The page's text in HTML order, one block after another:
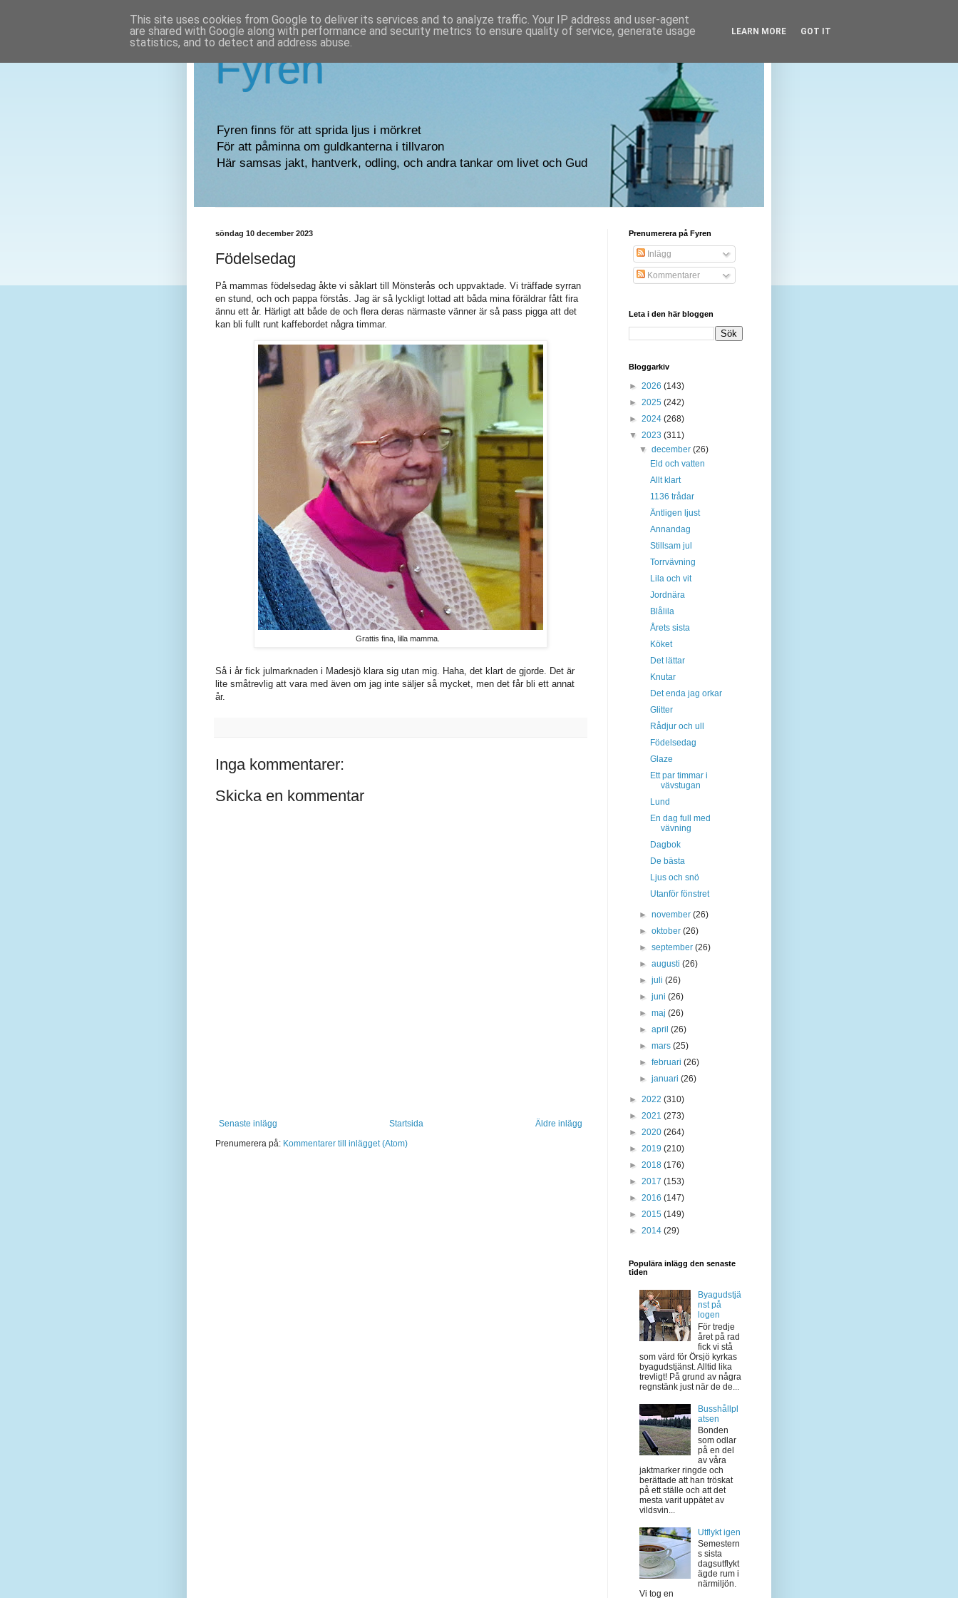
Fyren
Fyren finns för att sprida ljus i mörkret
För att påminna om guldkanterna i tillvaron
Här samsas jakt, hantverk, odling, och andra tankar om livet och Gud
söndag 10 december 2023
Födelsedag
På mammas födelsedag åkte vi såklart till Mönsterås och uppvaktade. Vi träffade syrran
en stund, och och pappa förstås. Jag är så lyckligt lottad att båda mina föräldrar fått fira
ännu ett år. Härligt att både de och flera deras närmaste vänner är så pass pigga att det
kan bli fullt runt kaffebordet några timmar.
Grattis fina, lilla mamma.
Så i år fick julmarknaden i Madesjö klara sig utan mig. Haha, det klart de gjorde. Det är
lite småtrevlig att vara med även om jag inte säljer så mycket, men det får bli ett annat
år.
Inga kommentarer:
Skicka en kommentar
Senaste inlägg Äldre inlägg
Startsida
Prenumerera på: Kommentarer till inlägget (Atom)
Prenumerera på Fyren
Inlägg
Kommentarer
Leta i den här bloggen
Bloggarkiv
► 2026 (143)
► 2025 (242)
► 2024 (268)
▼ 2023 (311)
▼december(26)
Eld och vatten
Allt klart
1136 trådar
Äntligen ljust
Annandag
Stillsam jul
Torrvävning
Lila och vit
Jordnära
Blålila
Årets sista
Köket
Det lättar
Knutar
Det enda jag orkar
Glitter
Rådjur och ull
Födelsedag
Glaze
Ett par timmar i
vävstugan
Lund
En dag full med
vävning
Dagbok
De bästa
Ljus och snö
Utanför fönstret
►november(26)
►oktober(26)
►september(26)
►augusti(26)
►juli(26)
►juni(26)
►maj(26)
►april(26)
►mars(25)
►februari(26)
►januari(26)
► 2022 (310)
► 2021 (273)
► 2020 (264)
► 2019 (210)
► 2018 (176)
► 2017 (153)
► 2016 (147)
► 2015 (149)
► 2014 (29)
Populära inlägg den senaste
tiden
Byagudstjä
nst på
logen
För tredje
året på rad
fick vi stå
som värd för Örsjö kyrkas
byagudstjänst. Alltid lika
trevligt! På grund av några
regnstänk just när de de...
Busshållpl
atsen
Bonden
som odlar
på en del
av våra
jaktmarker ringde och
berättade att han tröskat
på ett ställe och att det
mesta varit uppätet av
vildsvin...
Utflykt igen
Semestern
s sista
dagsutflykt
ägde rum i
närmiljön.
Vi tog en
This site uses cookies from Google to deliver its services and to analyze traffic. Your IP address and user-agent
are shared with Google along with performance and security metrics to ensure quality of service, generate usage
statistics, and to detect and address abuse.
LEARN MORE GOT IT